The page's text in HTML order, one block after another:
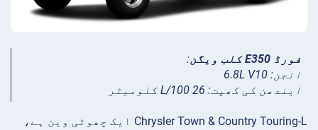
فورڈ E350 کلب ویگن
:
انجن: 6.8L V10
ایندھن کی کھپت: 26 L/100 کلومیٹر
Chrysler Town & Country Touring-L ایک چھوٹی وین ہے،